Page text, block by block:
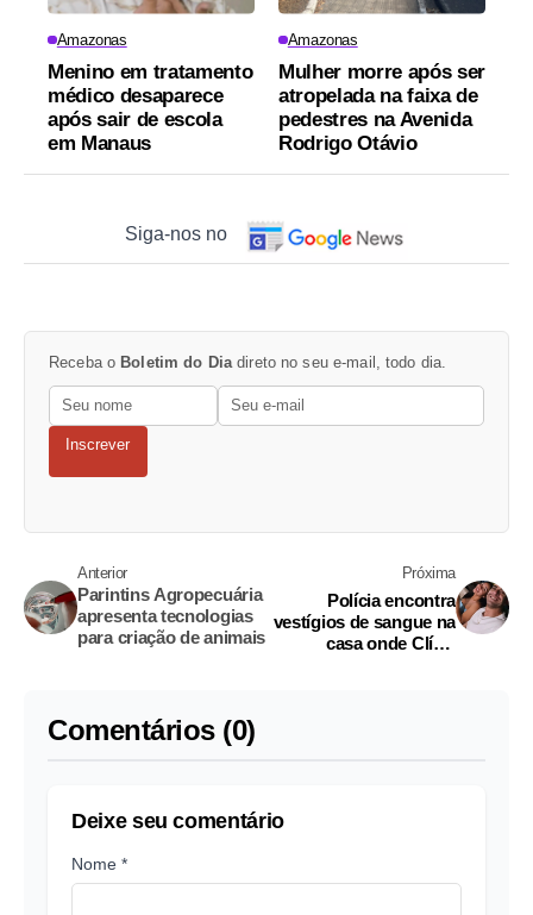
Amazonas
Menino em tratamento
médico desaparece
após sair de escola
em Manaus
Amazonas
Mulher morre após ser
atropelada na faixa de
pedestres na Avenida
Rodrigo Otávio
Siga-nos no
Receba o Boletim do Diadireto no seu e-mail, todo dia.
Inscrever
Anterior
Parintins Agropecuária
apresenta tecnologias
para criação de animais
Próxima
Polícia encontra
vestígios de sangue na
casa onde Clísia
Comentários (0)
Deixe seu comentário
Nome *